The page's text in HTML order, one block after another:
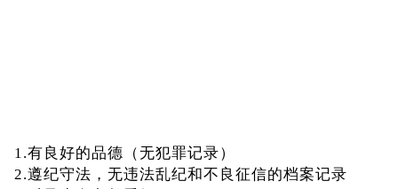
1 .有良 好的品德 （无犯罪记录）
2.遵纪守法 ， 无违法乱纪和不 良 征信的档案记录